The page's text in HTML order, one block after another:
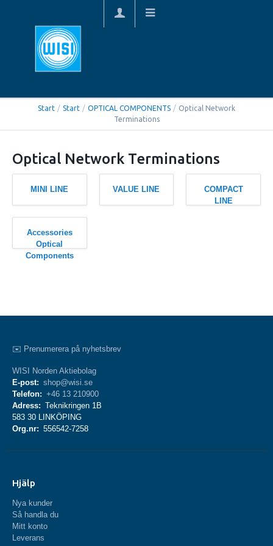
Start / Start / OPTICAL COMPONENTS / Optical Network
Terminations
Optical Network Terminations
MINI LINE VALUE LINE
COMPACT
LINE
Accessories
Optical
Components
✉️ Prenumerera på nyhetsbrev
WISI Norden Aktiebolag
E-post: shop@wisi.se
Telefon: +46 13 210900
Adress: Teknikringen 1B
583 30 LINKÖPING
Org.nr: 556542-7258
Hjälp
Nya kunder
Så handla du
Mitt konto
Leverans